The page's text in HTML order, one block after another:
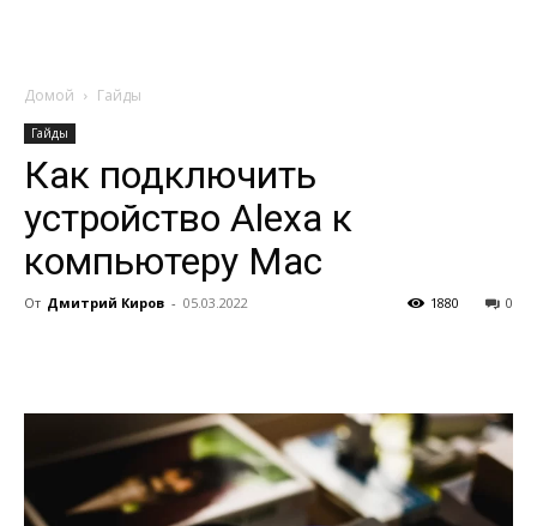
Домой Гайды
Гайды
Как подключить
устройство Alexa к
компьютеру Mac
От Дмитрий Киров - 05.03.2022 0
1880